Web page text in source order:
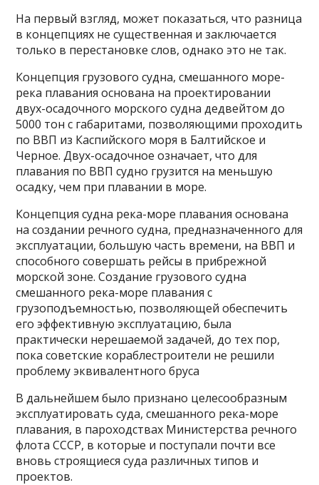
На первый взгляд, может показаться, что разница
в концепциях не существенная и заключается
только в перестановке слов, однако это не так.
Концепция грузового судна, смешанного море-
река плавания основана на проектировании
двух-осадочного морского судна дедвейтом до
5000 тон с габаритами, позволяющими проходить
по ВВП из Каспийского моря в Балтийское и
Черное. Двух-осадочное означает, что для
плавания по ВВП судно грузится на меньшую
осадку, чем при плавании в море.
Концепция судна река-море плавания основана
на создании речного судна, предназначенного для
эксплуатации, большую часть времени, на ВВП и
способного совершать рейсы в прибрежной
морской зоне. Создание грузового судна
смешанного река-море плавания с
грузоподъемностью, позволяющей обеспечить
его эффективную эксплуатацию, была
практически нерешаемой задачей, до тех пор,
пока советские кораблестроители не решили
проблему эквивалентного бруса
В дальнейшем было признано целесообразным
эксплуатировать суда, смешанного река-море
плавания, в пароходствах Министерства речного
флота СССР, в которые и поступали почти все
вновь строящиеся суда различных типов и
проектов.